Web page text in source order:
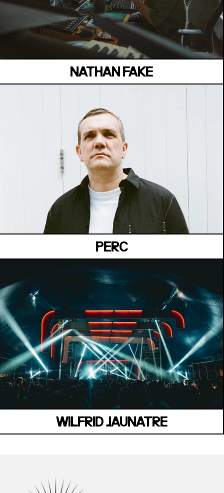
NATHAN FAKE
MANOIR DE KEROUAL
Samedi 04 juillet
PERC
MANOIR DE KEROUAL
Samedi 04 juillet
WILFRID JAUNATRE